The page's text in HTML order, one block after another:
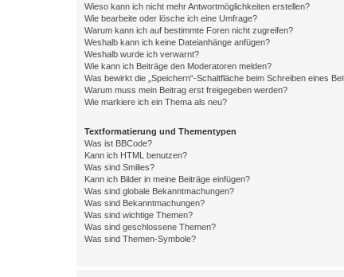
Wieso kann ich nicht mehr Antwortmöglichkeiten erstellen?
Wie bearbeite oder lösche ich eine Umfrage?
Warum kann ich auf bestimmte Foren nicht zugreifen?
Weshalb kann ich keine Dateianhänge anfügen?
Weshalb wurde ich verwarnt?
Wie kann ich Beiträge den Moderatoren melden?
Was bewirkt die „Speichern“-Schaltfläche beim Schreiben eines
Warum muss mein Beitrag erst freigegeben werden?
Wie markiere ich ein Thema als neu?
Textformatierung und Thementypen
Was ist BBCode?
Kann ich HTML benutzen?
Was sind Smilies?
Kann ich Bilder in meine Beiträge einfügen?
Was sind globale Bekanntmachungen?
Was sind Bekanntmachungen?
Was sind wichtige Themen?
Was sind geschlossene Themen?
Was sind Themen-Symbole?